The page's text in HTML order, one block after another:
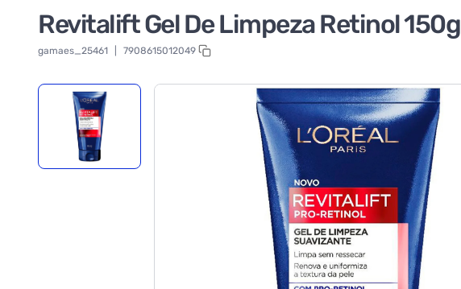
Revitalift Gel De Limpeza Retinol 150g
gamaes_25461 7908615012049